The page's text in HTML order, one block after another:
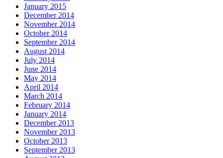
January 2015
December 2014
November 2014
October 2014
September 2014
August 2014
July 2014
June 2014
May 2014
April 2014
March 2014
February 2014
January 2014
December 2013
November 2013
October 2013
September 2013